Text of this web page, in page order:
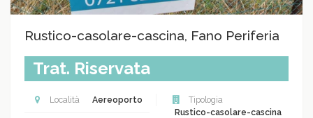
Rustico-casolare-cascina, Fano Periferia
Trat. Riservata
Località Aereoporto
Tipologia
Rustico-casolare-cascina